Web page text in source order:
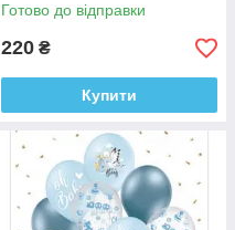
Готово до відправки
220 ₴
Купити